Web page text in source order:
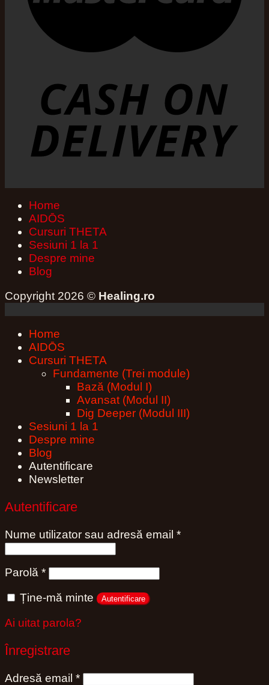
Home
AIDŌS
Cursuri THETA
Sesiuni 1 la 1
Despre mine
Blog
Copyright 2026 © Healing.ro
Home
AIDŌS
Cursuri THETA
Fundamente (Trei module)
Bază (Modul I)
Avansat (Modul II)
Dig Deeper (Modul III)
Sesiuni 1 la 1
Despre mine
Blog
Autentificare
Newsletter
Autentificare
Nume utilizator sau adresă email *Obligatoriu
Parolă *Obligatoriu
Ține-mă minte Autentificare
Ai uitat parola?
Înregistrare
Adresă email *Obligatoriu